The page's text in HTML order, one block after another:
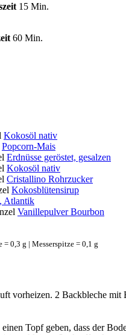
15 Min.
60 Min.
Kokosöl nativ
Popcorn-Mais
Erdnüsse geröstet, gesalzen
Kokosöl nativ
Cristallino Rohrzucker
Kokosblütensirup
Atlantik
Vanillepulver Bourbon
0,3 g | Messerspitze = 0,1 g
vorheizen. 2 Backbleche mit
Topf geben, dass der